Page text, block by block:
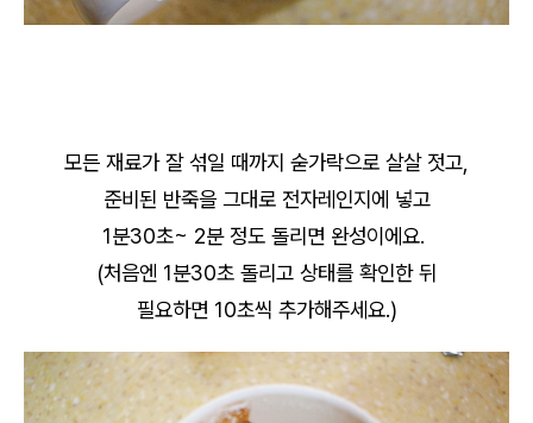
모든 재료가 잘 섞일 때까지 숟가락으로 살살 젓고,
준비된 반죽을 그대로 전자레인지에 넣고
1분30초~ 2분 정도 돌리면 완성이에요.
(처음엔 1분30초 돌리고 상태를 확인한 뒤
필요하면 10초씩 추가해주세요.)